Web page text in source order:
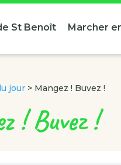
St Benoît Marcher
jour> Mangez ! Buvez !
! Buvez !